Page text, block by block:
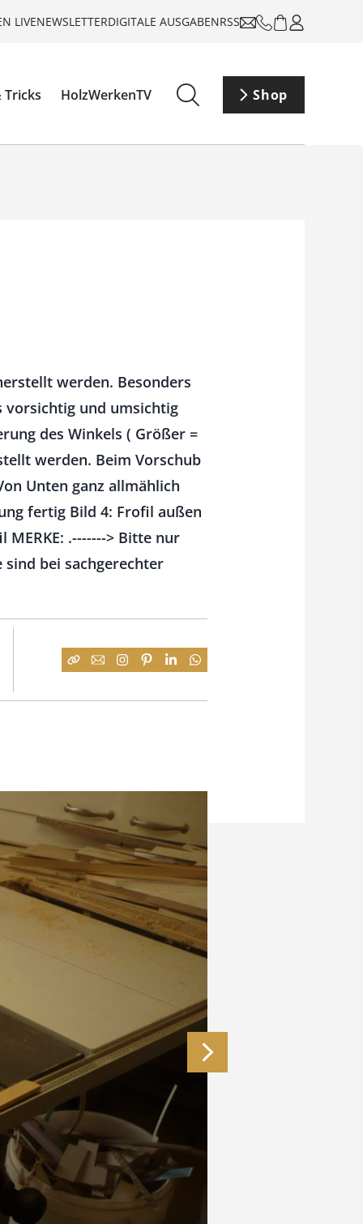
LIVENEWSLETTERDIGITALE AUSGABENRSS
Tricks HolzWerkenTV Shop
werden. Besonders
vorsichtig und umsichtig
des Winkels ( Größer =
werden. Beim Vorschub
Unten ganz allmählich
fertig Bild 4: Frofil außen
.-------> Bitte nur
bei sachgerechter